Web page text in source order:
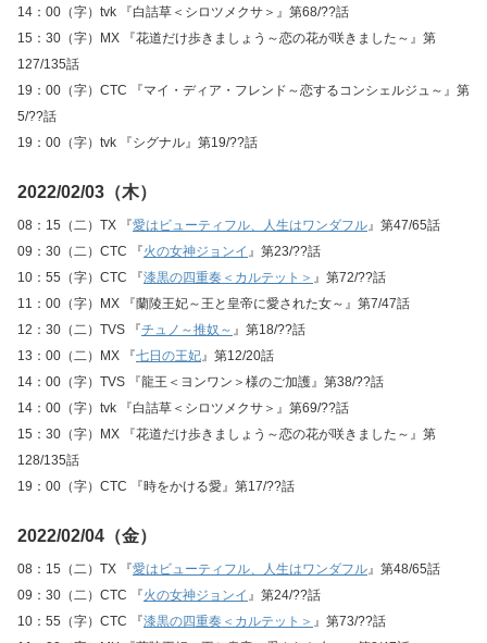
14：00（字）tvk 『白詰草＜シロツメクサ＞』第68/??話
15：30（字）MX 『花道だけ歩きましょう～恋の花が咲きました～』第
127/135話
19：00（字）CTC 『マイ・ディア・フレンド～恋するコンシェルジュ～』第
5/??話
19：00（字）tvk 『シグナル』第19/??話
2022/02/03（木）
08：15（二）TX 『愛はビューティフル、人生はワンダフル』第47/65話
09：30（二）CTC 『火の女神ジョンイ 』第23/??話
10：55（字）CTC 『漆黒の四重奏＜カルテット＞ 』第72/??話
11：00（字）MX 『蘭陵王妃～王と皇帝に愛された女～』第7/47話
12：30（二）TVS 『チュノ～推奴～ 』第18/??話
13：00（二）MX 『七日の王妃』第12/20話
14：00（字）TVS 『龍王＜ヨンワン＞様のご加護』第38/??話
14：00（字）tvk 『白詰草＜シロツメクサ＞』第69/??話
15：30（字）MX 『花道だけ歩きましょう～恋の花が咲きました～』第
128/135話
19：00（字）CTC 『時をかける愛』第17/??話
2022/02/04（金）
08：15（二）TX 『愛はビューティフル、人生はワンダフル』第48/65話
09：30（二）CTC 『火の女神ジョンイ 』第24/??話
10：55（字）CTC 『漆黒の四重奏＜カルテット＞ 』第73/??話